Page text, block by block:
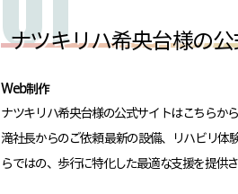
ナツキリハ希央台様の
Web制作
ナツキリハ希央台様の公式サイトはこちらか
滝社長からのご依頼 最新の設備、リハビリ体
らではの、歩行に特化した最適な支援を提供